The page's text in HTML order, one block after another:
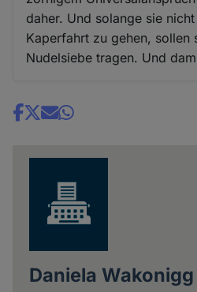
daher. Und solange sie
Kaperfahrt zu gehen, sollen
Nudelsiebe tragen. Und
Share
Daniela Wakonigg